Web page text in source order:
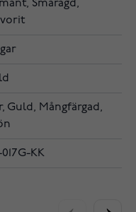
Smaragd,
Guld, Mångfärgad,
017G-KK